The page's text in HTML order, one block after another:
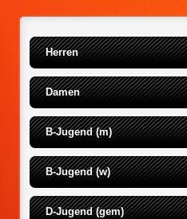
Herren
Damen
B-Jugend (m)
B-Jugend (w)
D-Jugend (gem)